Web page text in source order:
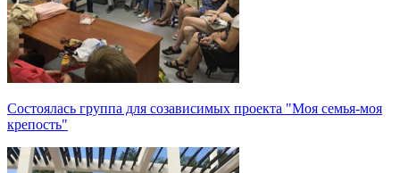
Состоялась группа для созависимых проекта "Моя семья-моя
крепость"